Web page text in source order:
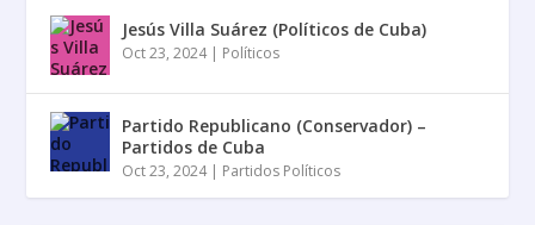
Jesús Villa Suárez (Políticos de Cuba)
Oct 23, 2024| Políticos
Partido Republicano (Conservador) –
Partidos de Cuba
Oct 23, 2024| Partidos Políticos